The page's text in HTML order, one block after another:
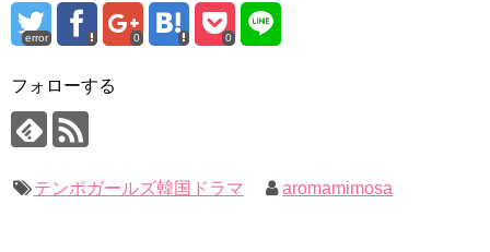
한가인 –
「ライフ・ オン・ マーズ」2019年11月2日TSUTAYAにて先行
レンタル開始！
Jin-Crash Landing On You/ヒョンビン❤️ソンイェジン / エンジョイ❕
ョンら同僚芸能人から慰めの言葉が続々 – Taka News
キングを一部公開（DVD-SET2特典映像より）
キム・テヒの弟イ・ワン♥イ・ボミ、今日（28日）結婚……
「まず熱く掃除せよ」女優キム・ユジョン、「健康がとても回
【裏芸能】キムユジョンの熱愛彼氏はあの大物俳優
いでしょ？” Big News TV
幻の王女チャミョンゴ エンディング
error 0 0
フォローする
テンポガールズ韓国ドラマ aromamimosa